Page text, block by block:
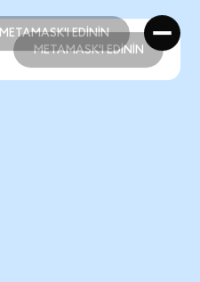
METAMASK'I EDİNİN
METAMASK'I EDİNİN
METAMASK'I EDİNİN